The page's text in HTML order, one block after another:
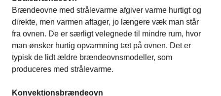
Brændeovne med strålevarme afgiver varme hurtigt og
direkte, men varmen aftager, jo længere væk man står
fra ovnen. De er særligt velegnede til mindre rum, hvor
man ønsker hurtig opvarmning tæt på ovnen. Det er
typisk de lidt ældre brændeovnsmodeller, som
produceres med strålevarme.
Konvektionsbrændeovn